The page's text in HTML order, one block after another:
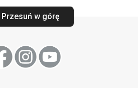
Przesuń w górę